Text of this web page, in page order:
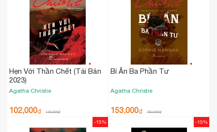
Hẹn Với Thần Chết (Tái Bản
2023)
Agatha Christie
102,000₫ 120,000₫
Bí Ẩn Ba Phần Tư
Agatha Christie
153,000₫ 180,000₫
-15% -15%